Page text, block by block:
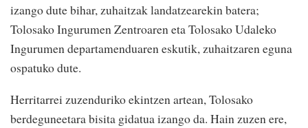
izango dute bihar, zuhaitzak landatzearekin batera;
Tolosako Ingurumen Zentroaren eta Tolosako Udaleko
Ingurumen departamenduaren eskutik, zuhaitzaren eguna
ospatuko dute.
Herritarrei zuzenduriko ekintzen artean, Tolosako
berdeguneetara bisita gidatua izango da. Hain zuzen ere,